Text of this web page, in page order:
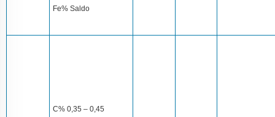
Fe% Saldo
C% 0,35 – 0,45